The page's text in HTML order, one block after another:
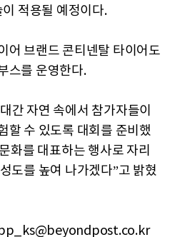
적용될 예정이다.
어 브랜드 콘티넨탈 타이어도
스를 운영한다.
간 자연 속에서 참가자들이
할 수 있도록 대회를 준비했
화를 대표하는 행사로 자리
도를 높여 나가겠다”고 밝혔
bp_ks@beyondpost.co.kr